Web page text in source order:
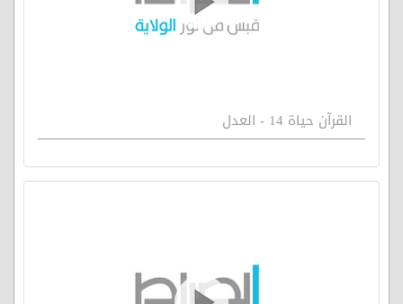
القرآن حياة 14 - العدل